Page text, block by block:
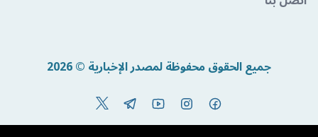
جميع الحقوق محفوظة لمصدر الإخبارية © 2026